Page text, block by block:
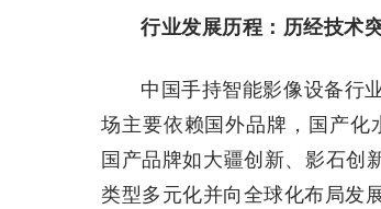
行业发展历程：历经技术
中国手持智能影像设备行
场主要依赖国外品牌，国产化
国产品牌如大疆创新、影石创
类型多元化并向全球化布局发